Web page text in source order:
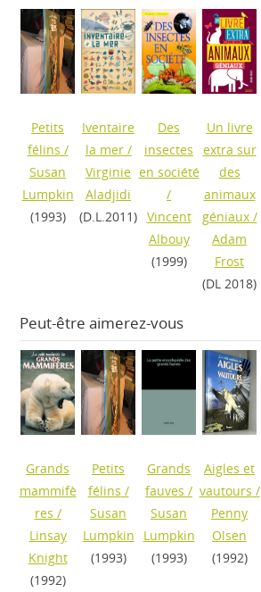
Petits
félins /
Susan
Lumpkin
(1993)
Iventaire
la mer/
Virginie
Aladjidi
(D.L.2011)
Des
insectes
en société
/
Vincent
Albouy
(1999)
Un livre
extra sur
des
animaux
géniaux/
Adam
Frost
(DL 2018)
Peut-être aimerez-vous
Grands
mammifè
res /
Linsay
Knight
(1992)
Petits
félins /
Susan
Lumpkin
(1993)
Grands
fauves /
Susan
Lumpkin
(1993)
Aigles et
vautours /
Penny
Olsen
(1992)